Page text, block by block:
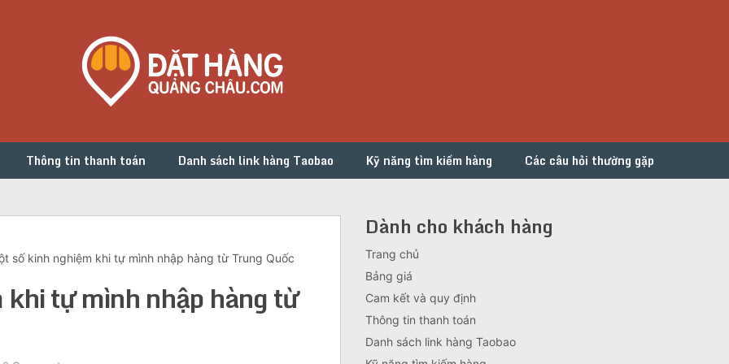
Thông tin thanh toán Danh sách link hàng Taobao Kỹ năng tìm kiếm hàng Các câu hỏi thường gặp
số kinh nghiệm khi tự mình nhập hàng từ Trung Quốc
tự mình nhập hàng từ
Dành cho khách hàng
Trang chủ
Bảng giá
Cam kết và quy định
Thông tin thanh toán
Danh sách link hàng Taobao